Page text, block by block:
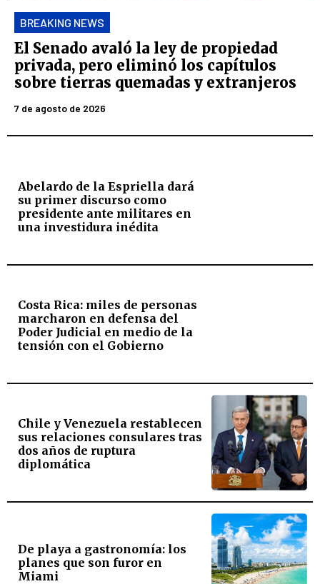
BREAKING NEWS
El Senado avaló la ley de propiedad
privada, pero eliminó los capítulos
sobre tierras quemadas y extranjeros
7 de agosto de 2026
Abelardo de la Espriella dará
su primer discurso como
presidente ante militares en
una investidura inédita
Costa Rica: miles de personas
marcharon en defensa del
Poder Judicial en medio de la
tensión con el Gobierno
Chile y Venezuela restablecen
sus relaciones consulares tras
dos años de ruptura
diplomática
De playa a gastronomía: los
planes que son furor en
Miami